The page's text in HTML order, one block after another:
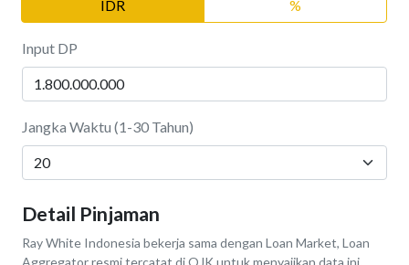
IDR %
Input DP
Jangka Waktu (1-30 Tahun)
Detail Pinjaman
Ray White Indonesia bekerja sama dengan Loan Market, Loan
Aggregator resmi tercatat di OJK untuk menyajikan data ini.